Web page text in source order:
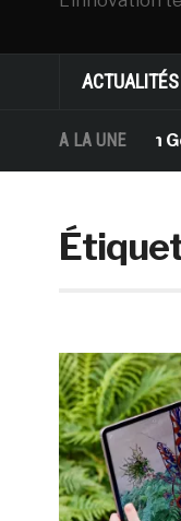
ACTUALITÉS
A LA UNE
musée Van Gogh